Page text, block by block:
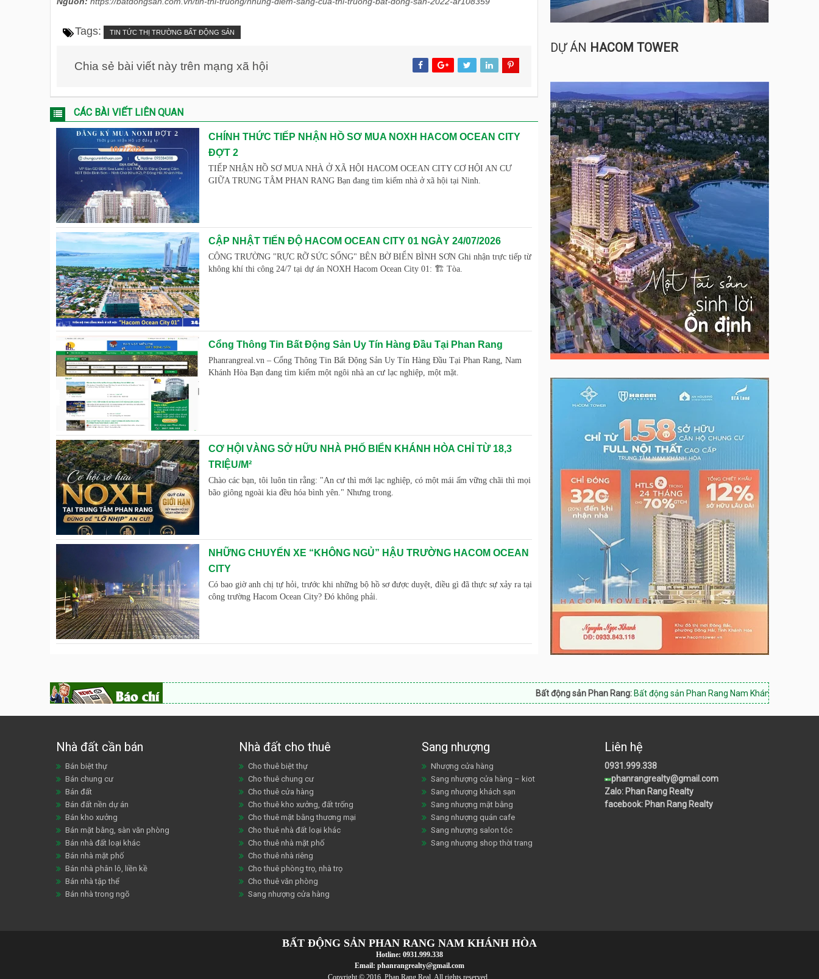
Tags: TIN TỨC THỊ TRƯỜNG BẤT ĐỘNG SẢN
Chia sẻ bài viết này trên mạng xã hội
CÁC BÀI VIẾT LIÊN QUAN
CHÍNH THỨC TIẾP NHẬN HỒ SƠ MUA NOXH HACOM OCEAN CITY
ĐỢT 2
TIẾP NHẬN HỒ SƠ MUA NHÀ Ở XÃ HỘI HACOM OCEAN CITY CƠ HỘI AN CƯ
GIỮA TRUNG TÂM PHAN RANG Bạn đang tìm kiếm nhà ở xã hội tại Ninh.
CẬP NHẬT TIẾN ĐỘ HACOM OCEAN CITY 01 NGÀY 24/07/2026
CÔNG TRƯỜNG "RỰC RỠ SỨC SỐNG" BÊN BỜ BIỂN BÌNH SƠN Ghi nhận trực tiếp từ
không khí thi công 24/7 tại dự án NOXH Hacom Ocean City 01: 🏗️ Tòa.
Cổng Thông Tin Bất Động Sản Uy Tín Hàng Đầu Tại Phan Rang
Phanrangreal.vn – Cổng Thông Tin Bất Động Sản Uy Tín Hàng Đầu Tại Phan Rang, Nam
Khánh Hòa Bạn đang tìm kiếm một ngôi nhà an cư lạc nghiệp, một mặt.
CƠ HỘI VÀNG SỞ HỮU NHÀ PHỐ BIỂN KHÁNH HÒA CHỈ TỪ 18,3
TRIỆU/M²
Chào các bạn, tôi luôn tin rằng: "An cư thì mới lạc nghiệp, có một mái ấm vững chãi thì mọi
bão giông ngoài kia đều hóa bình yên." Nhưng trong.
NHỮNG CHUYẾN XE “KHÔNG NGỦ” HẬU TRƯỜNG HACOM OCEAN
CITY
Có bao giờ anh chị tự hỏi, trước khi những bộ hồ sơ được duyệt, điều gì đã thực sự xảy ra tại
công trường Hacom Ocean City? Đó không phải.
DỰ ÁN HACOM TOWER
Bất động sản Phan Rang:Bất động sản Phan Rang Nam Khánh Hòa, Hotline:
Nhà đất cần bán
Bán biệt thự
Bán chung cư
Bán đất
Bán đất nền dự án
Bán kho xưởng
Bán mặt bằng, sàn văn phòng
Bán nhà đất loại khác
Bán nhà mặt phố
Bán nhà phân lô, liền kề
Bán nhà tập thể
Bán nhà trong ngõ
Nhà đất cho thuê
Cho thuê biệt thự
Cho thuê chung cư
Cho thuê cửa hàng
Cho thuê kho xưởng, đất trống
Cho thuê mặt bằng thương mại
Cho thuê nhà đất loại khác
Cho thuê nhà mặt phố
Cho thuê nhà riêng
Cho thuê phòng trọ, nhà trọ
Cho thuê văn phòng
Sang nhượng cửa hàng
Sang nhượng
Nhượng cửa hàng
Sang nhượng cửa hàng – kiot
Sang nhượng khách sạn
Sang nhượng mặt bằng
Sang nhượng quán cafe
Sang nhượng salon tóc
Sang nhượng shop thời trang
Liên hệ
0931.999.338
phanrangrealty@gmail.com
Zalo: Phan Rang Realty
facebook: Phan Rang Realty
BẤT ĐỘNG SẢN PHAN RANG NAM KHÁNH HÒA
Hotline: 0931.999.338
Email: phanrangrealty@gmail.com